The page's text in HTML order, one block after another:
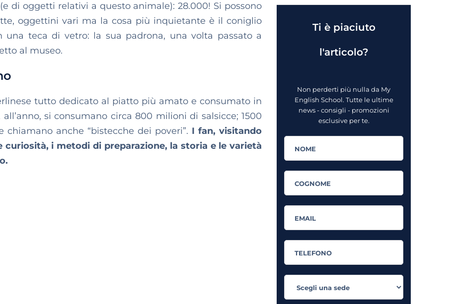
di oggetti relativi a questo animale): 28.000! Si possono
oggettini vari ma la cosa più inquietante è il coniglio
una teca di vetro: la sua padrona, una volta passato a
al museo.
tutto dedicato al piatto più amato e consumato in
si consumano circa 800 milioni di salsicce; 1500
anche “bistecche dei poveri”. I fan, visitando
curiosità, i metodi di preparazione, la storia e le varietà
Ti è piaciuto
l'articolo?
Non perderti più nulla da My
English School. Tutte le ultime
news - consigli - promozioni
esclusive per te.